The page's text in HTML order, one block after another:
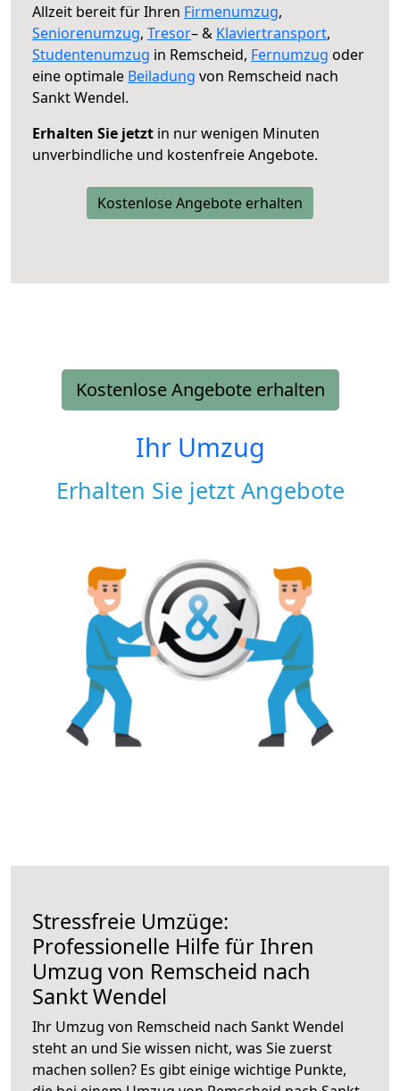
Allzeit bereit für Ihren Firmenumzug,
Seniorenumzug, Tresor– & Klaviertransport,
Studentenumzug in Remscheid, Fernumzug oder
eine optimale Beiladung von Remscheid nach
Sankt Wendel.
Erhalten Sie jetzt in nur wenigen Minuten
unverbindliche und kostenfreie Angebote.
Kostenlose Angebote erhalten
Kostenlose Angebote erhalten
Ihr Umzug
Erhalten Sie jetzt Angebote
Stressfreie Umzüge:
Professionelle Hilfe für Ihren
Umzug von Remscheid nach
Sankt Wendel
Ihr Umzug von Remscheid nach Sankt Wendel
steht an und Sie wissen nicht, was Sie zuerst
machen sollen? Es gibt einige wichtige Punkte,